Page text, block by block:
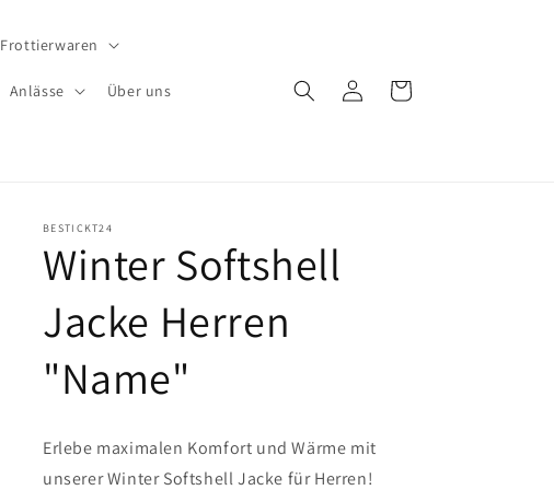
Frottierwaren
Anlässe Über uns EinloggenWarenkorb
BESTICKT24
Winter Softshell
Jacke Herren
"Name"
Erlebe maximalen Komfort und Wärme mit
unserer Winter Softshell Jacke für Herren!